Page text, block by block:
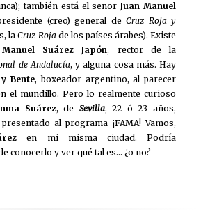
también está el señorJuan Manuel
(creo) general deCruz Roja y
laCruz Rojade los países árabes). Existe
Suárez Japón, rector de la
de Andalucía, y alguna cosa más. Hay
Bente, boxeador argentino, al parecer
el mundillo. Pero lo realmente curioso
Suárez, de Sevilla, 22 ó 23 años,
al programa ¡FAMA! Vamos,
en mi misma ciudad. Podría
conocerlo y ver qué tal es… ¿o no?